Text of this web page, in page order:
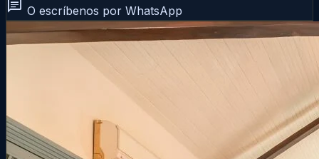
chat O escríbenos por WhatsApp